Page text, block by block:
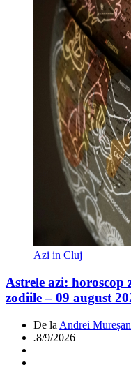
Azi in Cluj
Astrele azi:
zodiile – 09 august
De la Andrei Mureșan
.8/9/2026